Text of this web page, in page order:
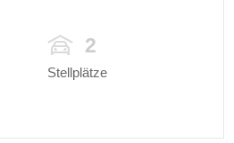
2
Stellplätze